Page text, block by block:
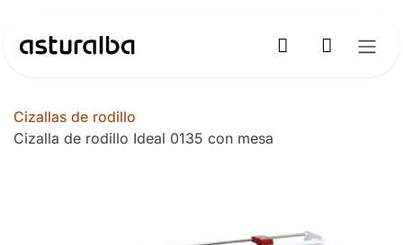
Cizallas de rodillo
Cizalla de rodillo Ideal 0135 con mesa